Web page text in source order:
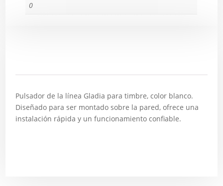
0
Pulsador de la línea Gladia para timbre, color blanco.
Diseñado para ser montado sobre la pared, ofrece una
instalación rápida y un funcionamiento confiable.